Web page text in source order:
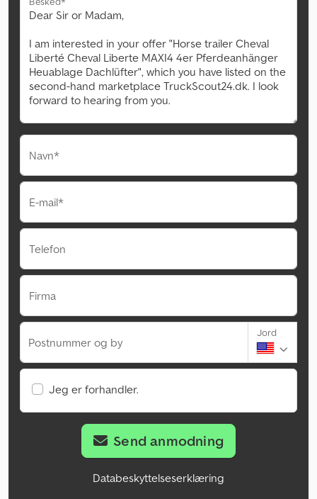
Navn*
E-mail*
Telefon
Firma
Postnummer og by
Jord
Jeg er forhandler.
Send anmodning
Databeskyttelseserklæring